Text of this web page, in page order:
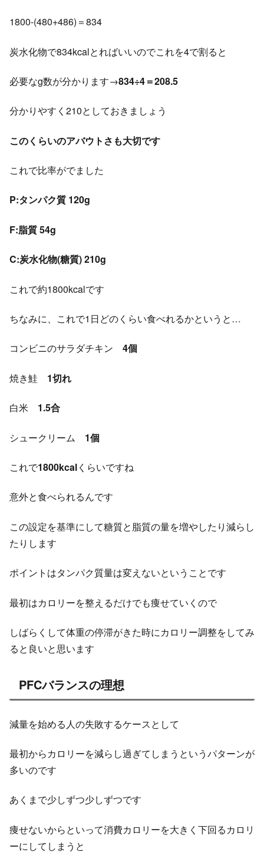
1800-(480+486)＝834
炭水化物で834kcalとればいいのでこれを4で割ると
必要なg数が分かります→834÷4＝208.5
分かりやすく210としておきましょう
このくらいのアバウトさも大切です
これで比率がでました
P:タンパク質 120g
F:脂質 54g
C:炭水化物(糖質) 210g
これで約1800kcalです
ちなみに、これで1日どのくらい食べれるかというと…
コンビニのサラダチキン 4個
焼き鮭 1切れ
白米 1.5合
シュークリーム 1個
これで1800kcalくらいですね
意外と食べられるんです
この設定を基準にして糖質と脂質の量を増やしたり減らし
たりします
ポイントはタンパク質量は変えないということです
最初はカロリーを整えるだけでも痩せていくので
しばらくして体重の停滞がきた時にカロリー調整をしてみ
ると良いと思います
PFCバランスの理想
減量を始める人の失敗するケースとして
最初からカロリーを減らし過ぎてしまうというパターンが
多いのです
あくまで少しずつ少しずつです
痩せないからといって消費カロリーを大きく下回るカロリ
ーにしてしまうと